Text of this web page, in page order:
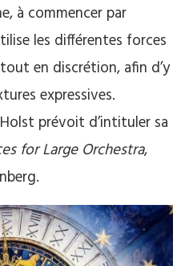
à commencer par
les différentes forces
en discrétion, afin d’y
expressives.
prévoit d’intituler sa
for Large Orchestra,